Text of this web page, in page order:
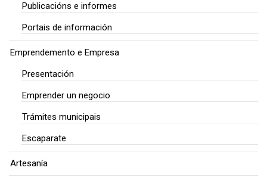
Publicacións e informes
Portais de información
Emprendemento e Empresa
Presentación
Emprender un negocio
Trámites municipais
Escaparate
Artesanía